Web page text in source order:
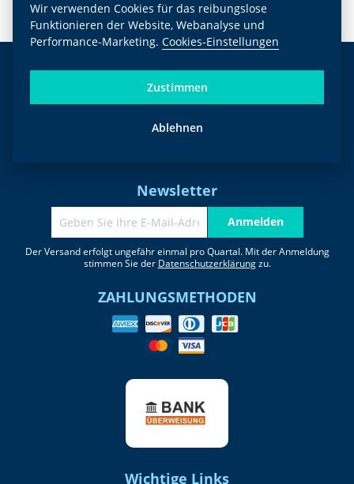
Telefon DE +49 (0)7232 3192675
office@plastisoltransfer24.com
Newsletter
Anmelden
Der Versand erfolgt ungefähr einmal pro Quartal. Mit der Anmeldung
stimmen Sie der Datenschutzerklärungzu.
ZAHLUNGSMETHODEN
Wichtige Links
Wir verwenden Cookies für das reibungslose
Funktionieren der Website, Webanalyse und
Performance-Marketing.Cookies-Einstellungen
Zustimmen
Ablehnen